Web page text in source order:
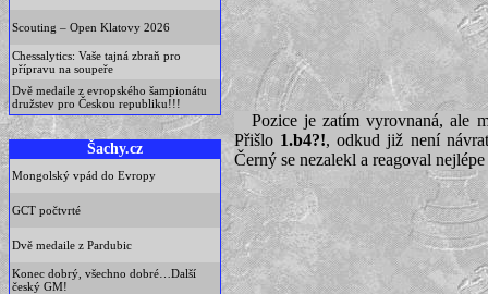
Scouting – Open Klatovy 2026
Chessalytics: Vaše tajná zbraň pro
přípravu na soupeře
Dvě medaile z evropského šampionátu
družstev pro Českou republiku!!!
Šachy.cz
Mongolský vpád do Evropy
GCT počtvrté
Dvě medaile z Pardubic
Konec dobrý, všechno dobré…Další
český GM!
Pozice je zatím vyrovnaná, ale
Přišlo 1.b4?!, odkud již není
Černý se nezalekl a reagoval